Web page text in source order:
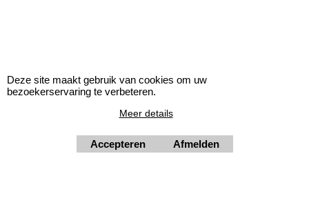
Trustpilot
Deze site maakt gebruik van cookies om uw
bezoekerservaring te verbeteren.
Meer details
Accepteren Afmelden